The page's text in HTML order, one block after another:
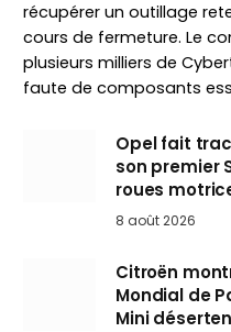
récupérer un outillage
cours de fermeture. Le
plusieurs milliers de
faute de composants
Opel fait
son premier
roues
8 août 2026
Citroën
Mondial de
Mini